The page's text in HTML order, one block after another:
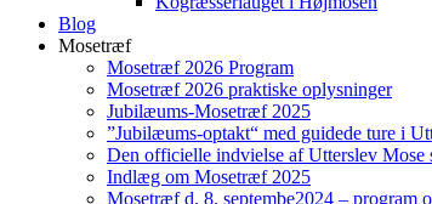
Blog
Mosetræf
Mosetræf 2026 Program
Mosetræf 2026 praktiske oplysninger
Jubilæums-Mosetræf 2025
”Jubilæums-optakt“ med guidede ture i
Den officielle indvielse af Utterslev Mose
Indlæg om Mosetræf 2025
Mosetræf d. 8. septembe2024 – program